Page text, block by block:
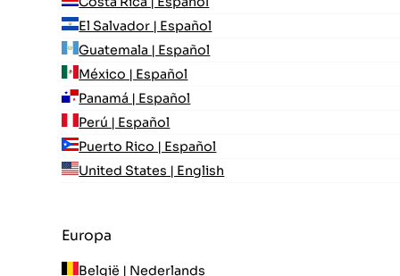
El Salvador | Español
Guatemala | Español
México | Español
Panamá | Español
Perú | Español
Puerto Rico | Español
United States | English
Europa
België | Nederlands